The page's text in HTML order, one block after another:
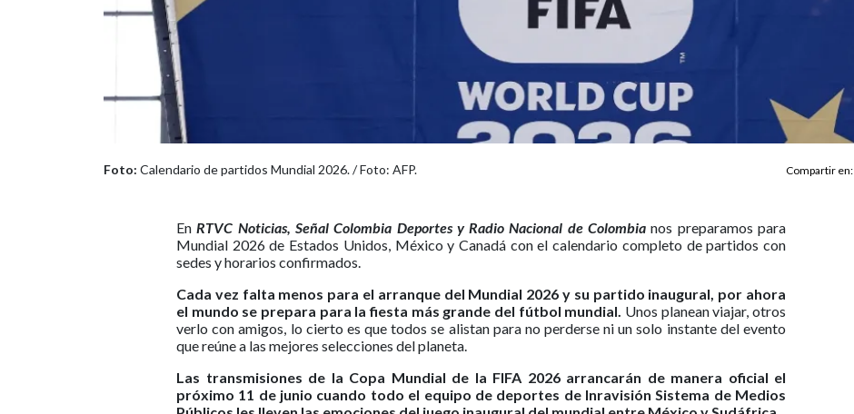
Foto: Calendario de partidos Mundial 2026. / Foto: AFP. Compartir en:
EnRTVC Noticias, Señal Colombia Deportes y Radio Nacional de Colombianos preparamos para
Mundial 2026 de Estados Unidos, México y Canadá con el calendario completo de partidos con
sedes y horarios confirmados.
Cada vez falta menos para el arranque del Mundial 2026 y su partido inaugural, por ahora
el mundo se prepara para la fiesta más grande del fútbol mundial. Unos planean viajar, otros
verlo con amigos, lo cierto es que todos se alistan para no perderse ni un solo instante del evento
que reúne a las mejores selecciones del planeta.
Las transmisiones de la Copa Mundial de la FIFA 2026 arrancarán de manera oficial el
próximo 11 de junio cuando todo el equipo de deportes de Inravisión Sistema de Medios